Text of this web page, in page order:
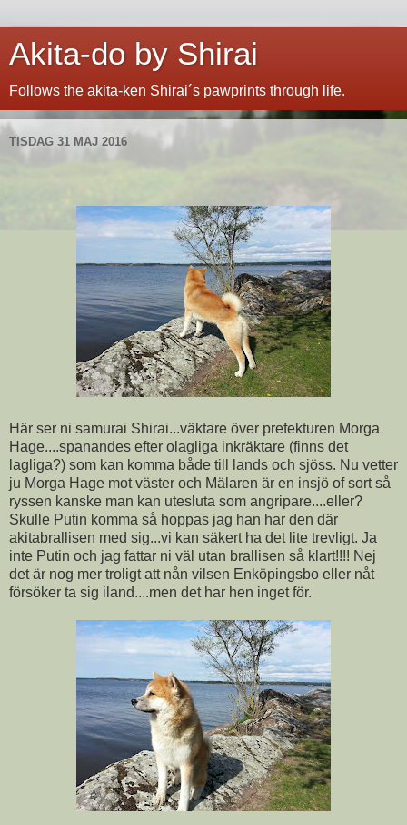
Akita-do by Shirai
Follows the akita-ken Shirai´s pawprints through life.
TISDAG 31 MAJ 2016
Här ser ni samurai Shirai...väktare över prefekturen Morga
Hage....spanandes efter olagliga inkräktare (finns det
lagliga?) som kan komma både till lands och sjöss. Nu vetter
ju Morga Hage mot väster och Mälaren är en insjö of sort så
ryssen kanske man kan utesluta som angripare....eller?
Skulle Putin komma så hoppas jag han har den där
akitabrallisen med sig...vi kan säkert ha det lite trevligt. Ja
inte Putin och jag fattar ni väl utan brallisen så klart!!!! Nej
det är nog mer troligt att nån vilsen Enköpingsbo eller nåt
försöker ta sig iland....men det har hen inget för.